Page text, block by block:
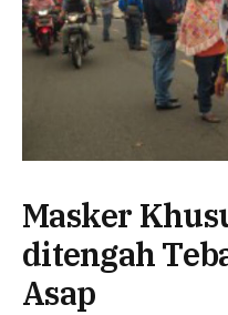
Masker
ditengah
Asap